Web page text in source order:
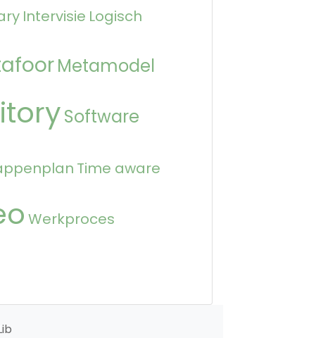
Intervisie Logisch
Metamodel
Software
Time aware
Werkproces